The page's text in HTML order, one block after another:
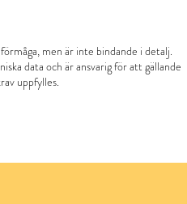
men är inte bindande i detalj.
data och är ansvarig för att gällande
uppfylles.